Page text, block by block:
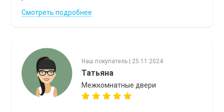
Смотреть подробнее
Наш покупатель | 25.11.2024
Татьяна
Межкомнатные двери